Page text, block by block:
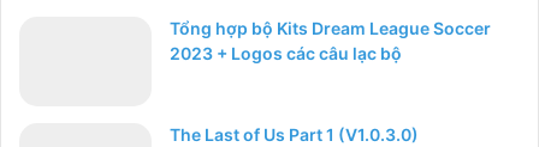
Tổng hợp bộ Kits Dream League Soccer
2023 + Logos các câu lạc bộ
The Last of Us Part 1 (V1.0.3.0)